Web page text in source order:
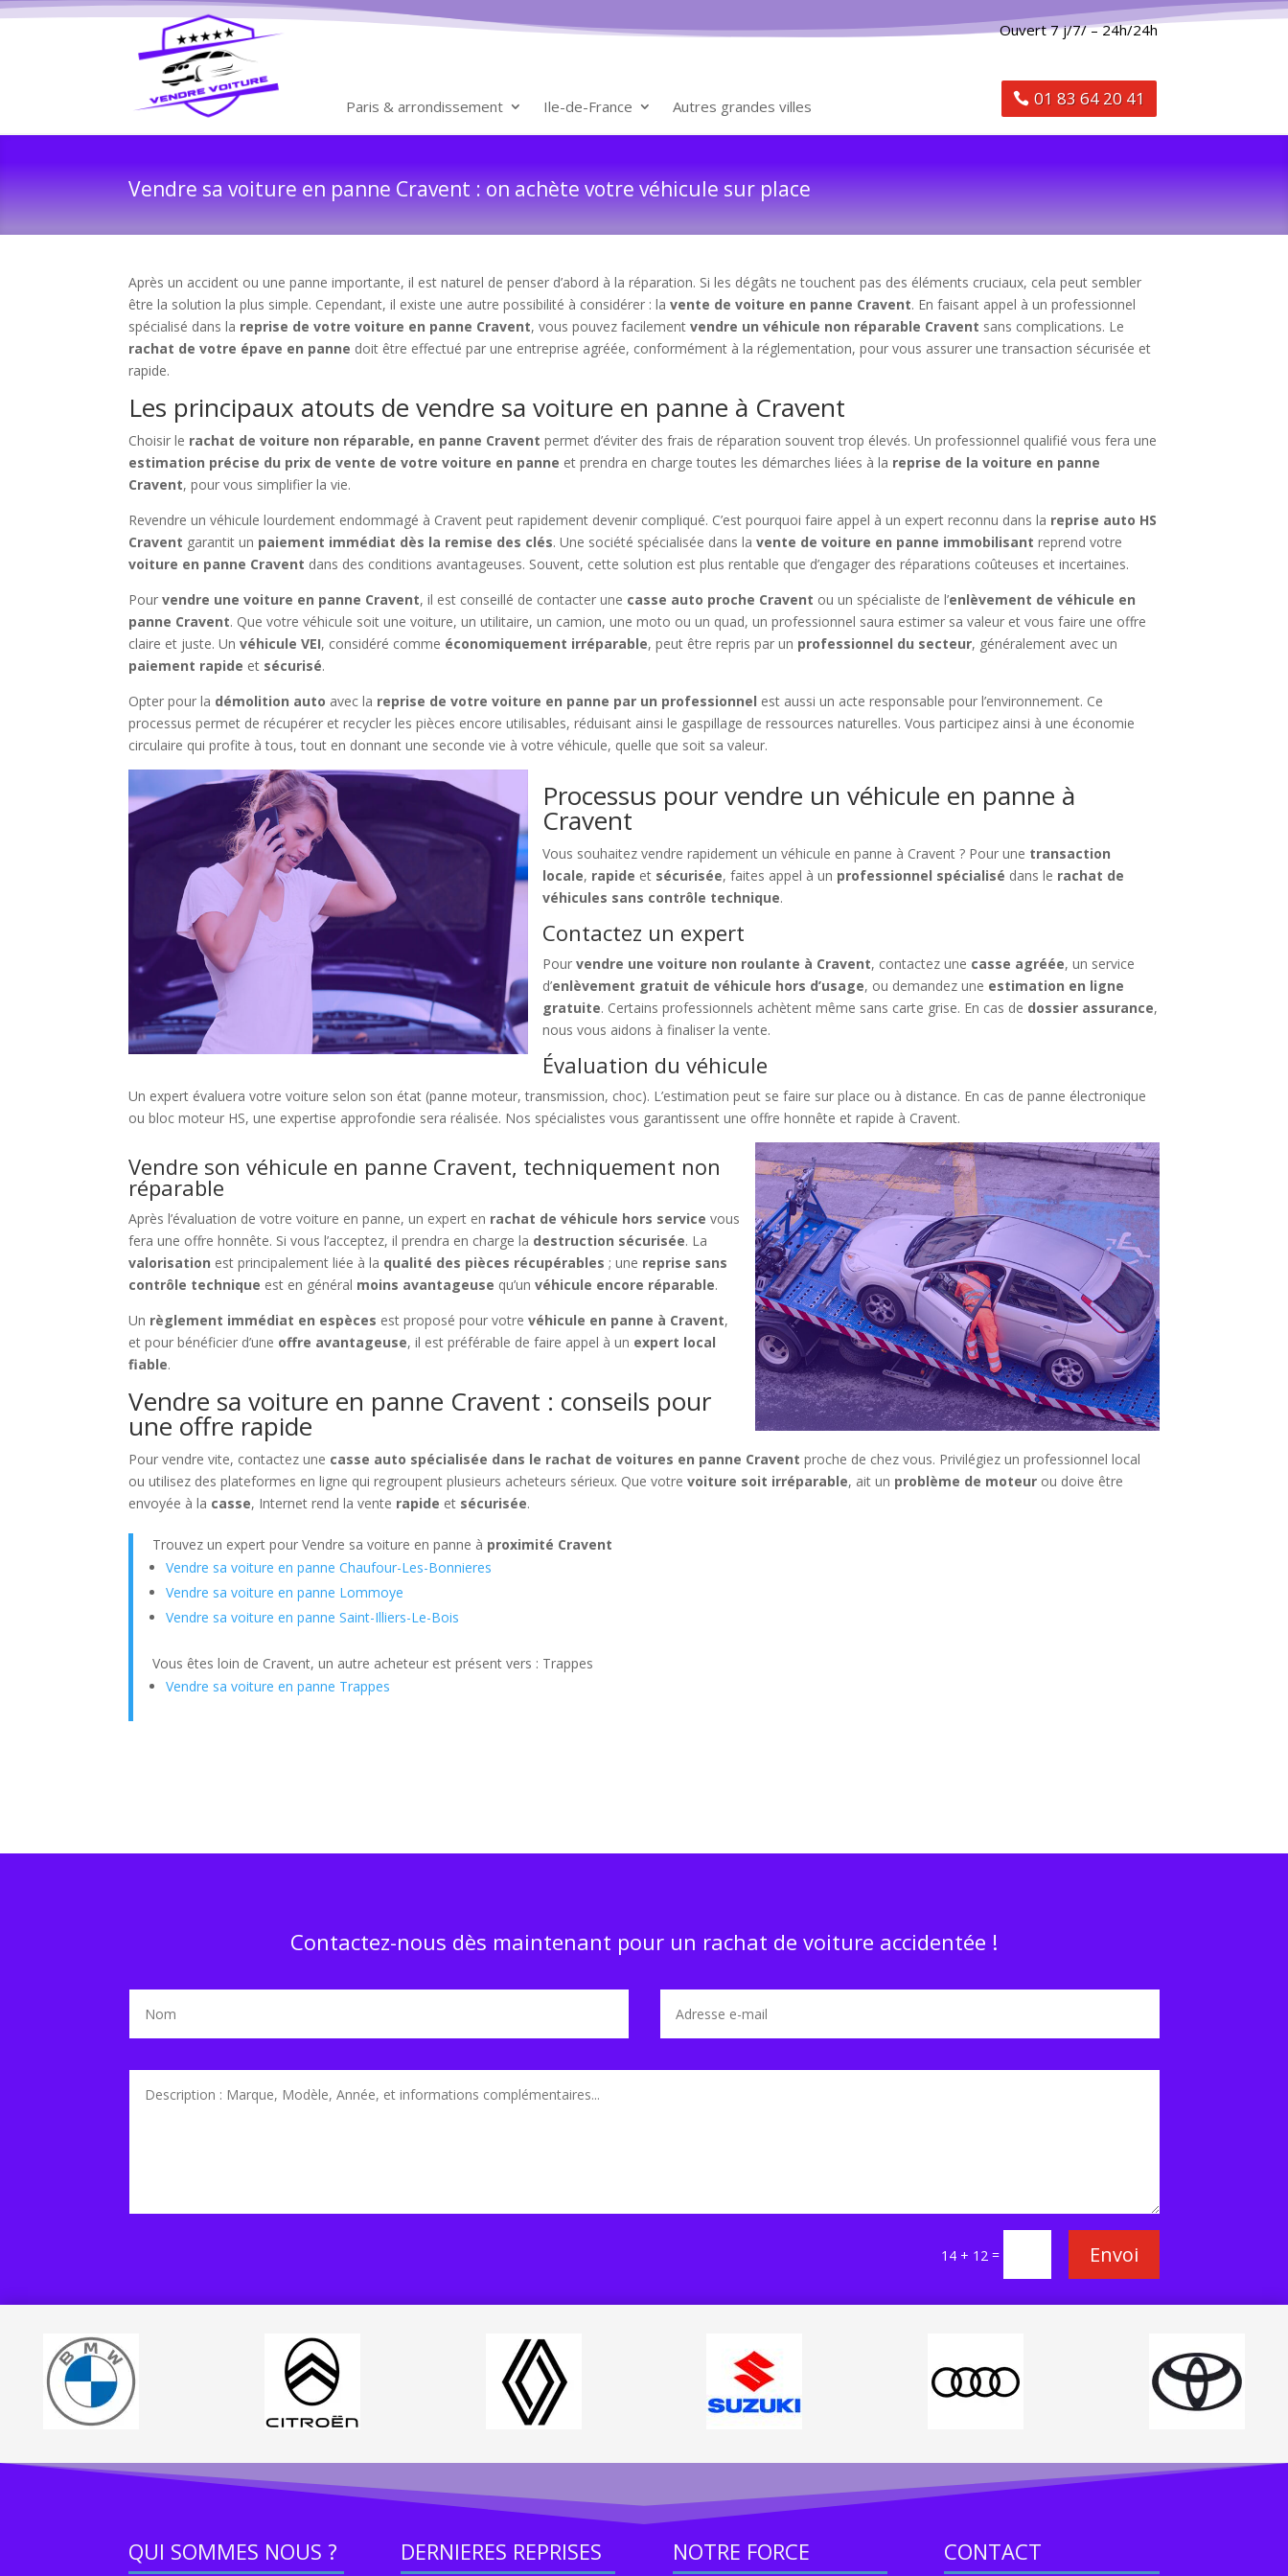
Paris & arrondissement Ile-de-France Autres grandes villes
Ouvert 7 j/7/ – 24h/24h
01 83 64 20 41
Vendre sa voiture en panne Cravent : on achète votre véhicule sur place
Après un accident ou une panne importante, il est naturel de penser d’abord à la réparation. Si les dégâts ne touchent pas des éléments cruciaux, cela peut sembler
être la solution la plus simple. Cependant, il existe une autre possibilité à considérer : lavente de voiture en panne Cravent. En faisant appel à un professionnel
spécialisé dans la reprise de votre voiture en panne Cravent, vous pouvez facilementvendre un véhicule non réparable Cravent sans complications. Le
rachat de votre épave en panne doit être effectué par une entreprise agréée, conformément à la réglementation, pour vous assurer une transaction sécurisée et
rapide.
Les principaux atouts de vendre sa voiture en panne à Cravent
Choisir le rachat de voiture non réparable, en panne Cravent permet d’éviter des frais de réparation souvent trop élevés. Un professionnel qualifié vous fera une
estimation précise du prix de vente de votre voiture en panne et prendra en charge toutes les démarches liées à la reprise de la voiture en panne
Cravent, pour vous simplifier la vie.
Revendre un véhicule lourdement endommagé à Cravent peut rapidement devenir compliqué. C’est pourquoi faire appel à un expert reconnu dans la reprise auto HS
Cravent garantit un paiement immédiat dès la remise des clés. Une société spécialisée dans lavente de voiture en panne immobilisant reprend votre
voiture en panne Cravent dans des conditions avantageuses. Souvent, cette solution est plus rentable que d’engager des réparations coûteuses et incertaines.
Pourvendre une voiture en panne Cravent, il est conseillé de contacter une casse auto proche Cravent ou un spécialiste de l’enlèvement de véhicule en
panne Cravent. Que votre véhicule soit une voiture, un utilitaire, un camion, une moto ou un quad, un professionnel saura estimer sa valeur et vous faire une offre
claire et juste. Unvéhicule VEI, considéré comme économiquement irréparable, peut être repris par un professionnel du secteur, généralement avec un
paiement rapide et sécurisé.
Opter pour la démolition auto avec la reprise de votre voiture en panne par un professionnel est aussi un acte responsable pour l’environnement. Ce
processus permet de récupérer et recycler les pièces encore utilisables, réduisant ainsi le gaspillage de ressources naturelles. Vous participez ainsi à une économie
circulaire qui profite à tous, tout en donnant une seconde vie à votre véhicule, quelle que soit sa valeur.
Processus pour vendre un véhicule en panne à
Cravent
Vous souhaitez vendre rapidement un véhicule en panne à Cravent ? Pour une transaction
locale, rapide et sécurisée, faites appel à un professionnel spécialisé dans le rachat de
véhicules sans contrôle technique.
Contactez un expert
Pourvendre une voiture non roulante à Cravent, contactez une casse agréée, un service
d’enlèvement gratuit de véhicule hors d’usage, ou demandez une estimation en ligne
gratuite. Certains professionnels achètent même sans carte grise. En cas de dossier assurance,
nous vous aidons à finaliser la vente.
Évaluation du véhicule
Un expert évaluera votre voiture selon son état (panne moteur, transmission, choc). L’estimation peut se faire sur place ou à distance. En cas de panne électronique
ou bloc moteur HS, une expertise approfondie sera réalisée. Nos spécialistes vous garantissent une offre honnête et rapide à Cravent.
Vendre son véhicule en panne Cravent, techniquement non
réparable
Après l’évaluation de votre voiture en panne, un expert en rachat de véhicule hors service vous
fera une offre honnête. Si vous l’acceptez, il prendra en charge la destruction sécurisée. La
valorisation est principalement liée à la qualité des pièces récupérables ; une reprise sans
contrôle technique est en général moins avantageuse qu’unvéhicule encore réparable.
Un règlement immédiat en espèces est proposé pour votrevéhicule en panne à Cravent,
et pour bénéficier d’une offre avantageuse, il est préférable de faire appel à un expert local
fiable.
Vendre sa voiture en panne Cravent : conseils pour
une offre rapide
Pour vendre vite, contactez une casse auto spécialisée dans le rachat de voitures en panne Cravent proche de chez vous. Privilégiez un professionnel local
ou utilisez des plateformes en ligne qui regroupent plusieurs acheteurs sérieux. Que votrevoiture soit irréparable, ait un problème de moteur ou doive être
envoyée à la casse, Internet rend la vente rapide et sécurisée.
Trouvez un expert pour Vendre sa voiture en panne à proximité Cravent
Vendre sa voiture en panne Chaufour-Les-Bonnieres
Vendre sa voiture en panne Lommoye
Vendre sa voiture en panne Saint-Illiers-Le-Bois
Vous êtes loin de Cravent, un autre acheteur est présent vers : Trappes
Vendre sa voiture en panne Trappes
Contactez-nous dès maintenant pour un rachat de voiture accidentée !
14 + 12 = Envoi
QUI SOMMES NOUS ? DERNIERES REPRISES NOTRE FORCE CONTACT